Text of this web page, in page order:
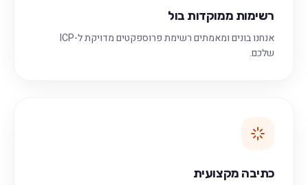
רשימות ממוקדות בול
אנחנו בונים ומאמתים רשימת פרוספקטים מדויקת ל-ICP
שלכם.
כתיבה מקצועית